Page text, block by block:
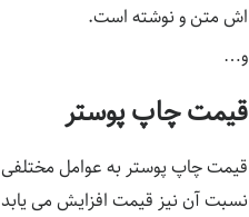
اش متن و نوشته است.
و…
قیمت چاپ پوستر
قیمت چاپ پوستر به عوامل
نسبت آن نیز قیمت افزایش می